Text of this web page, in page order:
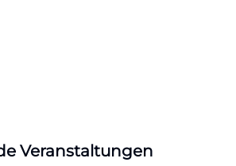
Veranstaltungen